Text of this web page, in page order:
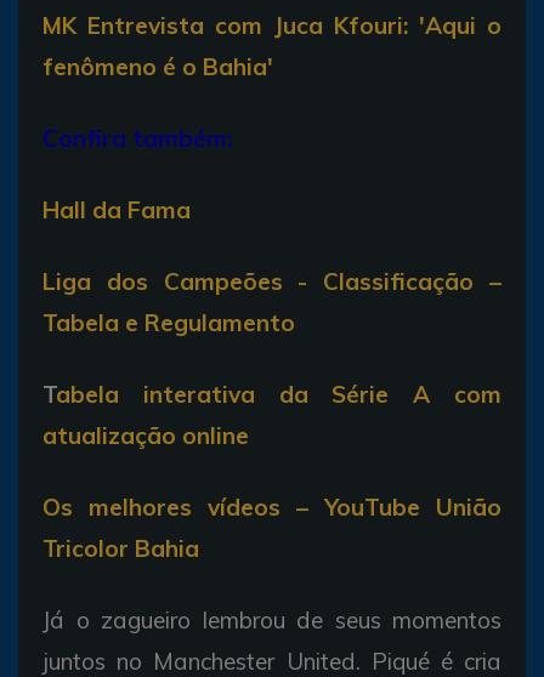
MK Entrevista com Juca Kfouri: 'Aqui o
fenômeno é o Bahia'
Confira também:
Hall da Fama
Liga dos Campeões - Classificação –
Tabela e Regulamento
Tabela interativa da Série A com
atualização online
Os melhores vídeos – YouTube União
Tricolor Bahia
Já o zagueiro lembrou de seus momentos
juntos no Manchester United. Piqué é cria